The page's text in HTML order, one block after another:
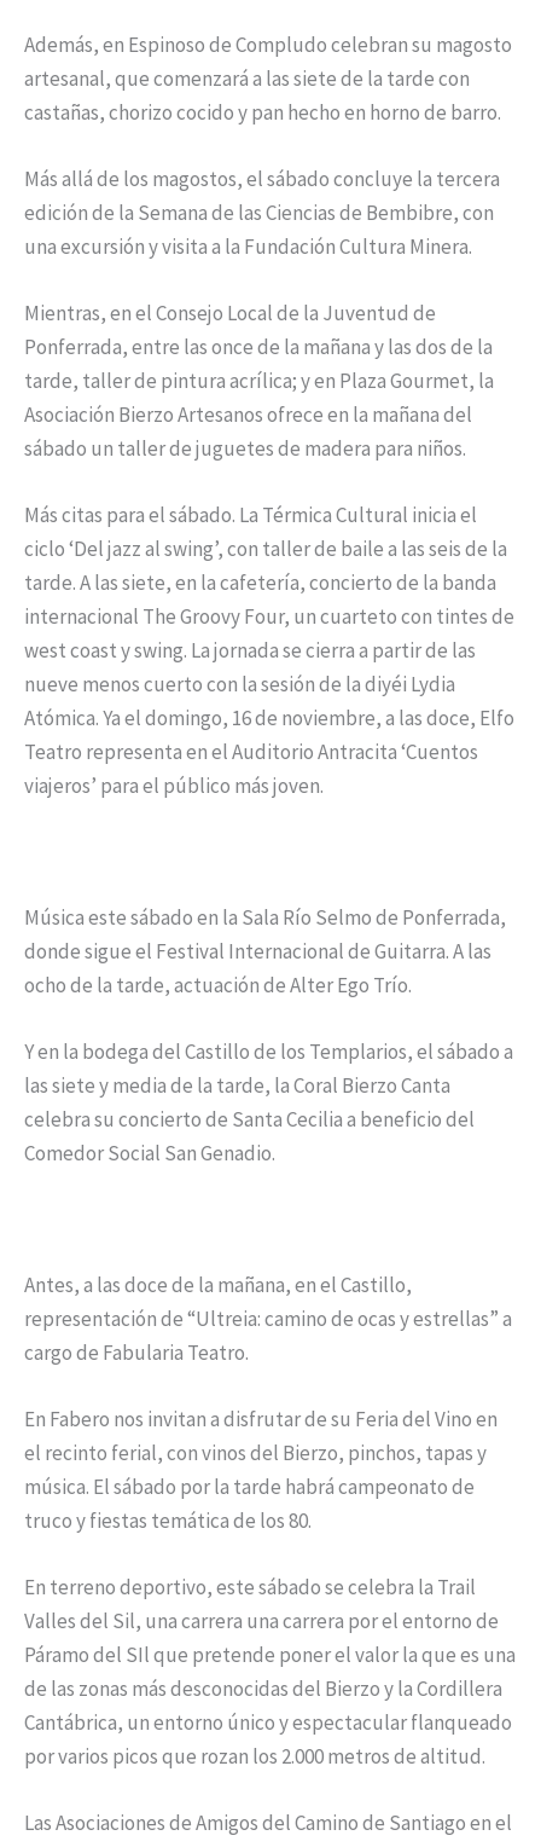
Además, en Espinoso de Compludo celebran su magosto
artesanal, que comenzará a las siete de la tarde con
castañas, chorizo cocido y pan hecho en horno de barro.
Más allá de los magostos, el sábado concluye la tercera
edición de la Semana de las Ciencias de Bembibre, con
una excursión y visita a la Fundación Cultura Minera.
Mientras, en el Consejo Local de la Juventud de
Ponferrada, entre las once de la mañana y las dos de la
tarde, taller de pintura acrílica; y en Plaza Gourmet, la
Asociación Bierzo Artesanos ofrece en la mañana del
sábado un taller de juguetes de madera para niños.
Más citas para el sábado. La Térmica Cultural inicia el
ciclo ‘Del jazz al swing’, con taller de baile a las seis de la
tarde. A las siete, en la cafetería, concierto de la banda
internacional The Groovy Four, un cuarteto con tintes de
west coast y swing. La jornada se cierra a partir de las
nueve menos cuerto con la sesión de la diyéi Lydia
Atómica. Ya el domingo, 16 de noviembre, a las doce, Elfo
Teatro representa en el Auditorio Antracita ‘Cuentos
viajeros’ para el público más joven.
Música este sábado en la Sala Río Selmo de Ponferrada,
donde sigue el Festival Internacional de Guitarra. A las
ocho de la tarde, actuación de Alter Ego Trío.
Y en la bodega del Castillo de los Templarios, el sábado a
las siete y media de la tarde, la Coral Bierzo Canta
celebra su concierto de Santa Cecilia a beneficio del
Comedor Social San Genadio.
Antes, a las doce de la mañana, en el Castillo,
representación de “Ultreia: camino de ocas y estrellas” a
cargo de Fabularia Teatro.
En Fabero nos invitan a disfrutar de su Feria del Vino en
el recinto ferial, con vinos del Bierzo, pinchos, tapas y
música. El sábado por la tarde habrá campeonato de
truco y fiestas temática de los 80.
En terreno deportivo, este sábado se celebra la Trail
Valles del Sil, una carrera una carrera por el entorno de
Páramo del SIl que pretende poner el valor la que es una
de las zonas más desconocidas del Bierzo y la Cordillera
Cantábrica, un entorno único y espectacular flanqueado
por varios picos que rozan los 2.000 metros de altitud.
Las Asociaciones de Amigos del Camino de Santiago en el